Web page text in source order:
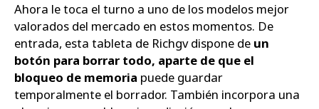
Ahora le toca el turno a uno de los modelos mejor
valorados del mercado en estos momentos. De
entrada, esta tableta de Richgv dispone de un
botón para borrar todo, aparte de que el
bloqueo de memoria puede guardar
temporalmente el borrador. También incorpora una